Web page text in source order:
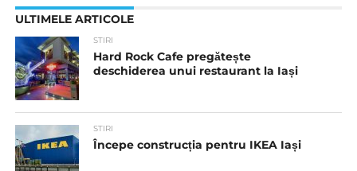
ULTIMELE ARTICOLE
STIRI
Hard Rock Cafe pregătește
deschiderea unui restaurant la Iași
STIRI
Începe construcția pentru IKEA Iași